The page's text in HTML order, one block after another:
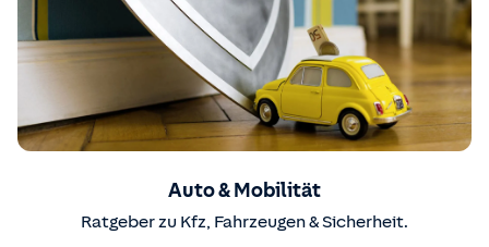
Auto & Mobilität
Ratgeber zu Kfz, Fahrzeugen & Sicherheit.